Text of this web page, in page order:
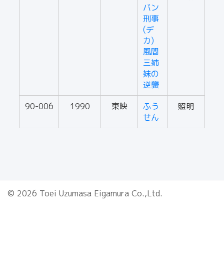
バン
刑事
(デ
カ)
風間
三姉
妹の
逆襲
90-006 1990 東映
ふう
せん
照明
© 2026 Toei Uzumasa Eigamura Co.,Ltd.